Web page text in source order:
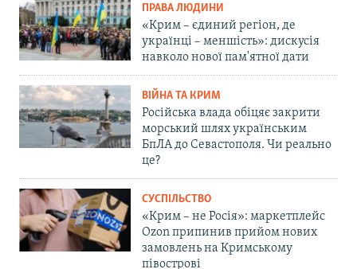
ПРАВА ЛЮДИНИ
«Крим – єдиний регіон, де
українці – меншість»: дискусія
навколо нової пам'ятної дати
ВІЙНА ТА КРИМ
Російська влада обіцяє закрити
морський шлях українським
БпЛА до Севастополя. Чи реально
це?
СУСПІЛЬСТВО
«Крим – не Росія»: маркетплейс
Ozon припинив прийом нових
замовлень на Кримському
півострові